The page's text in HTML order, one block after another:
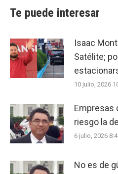
Te puede interesar
Isaac
Satélite;
10 julio, 2026
Empresas
riesgo la
6 julio, 2026
No es de